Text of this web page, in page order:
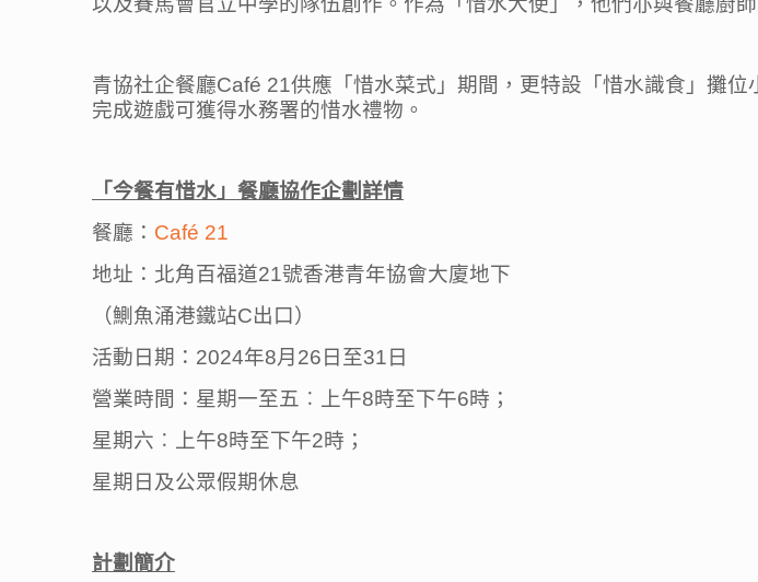
青協社企餐廳Café 21供應「惜水菜式」期間，更特設「惜水識食」攤
完成遊戲可獲得水務署的惜水禮物。
「今餐有惜水」餐廳協作企劃詳情
餐廳： Café 21
地址：北角百福道21號香港青年協會大廈地下
（鰂魚涌港鐵站C出口）
活動日期：2024年8月26日至31日
營業時間：星期一至五︰上午8時至下午6時；
星期六︰上午8時至下午2時；
星期日及公眾假期休息
計劃簡介